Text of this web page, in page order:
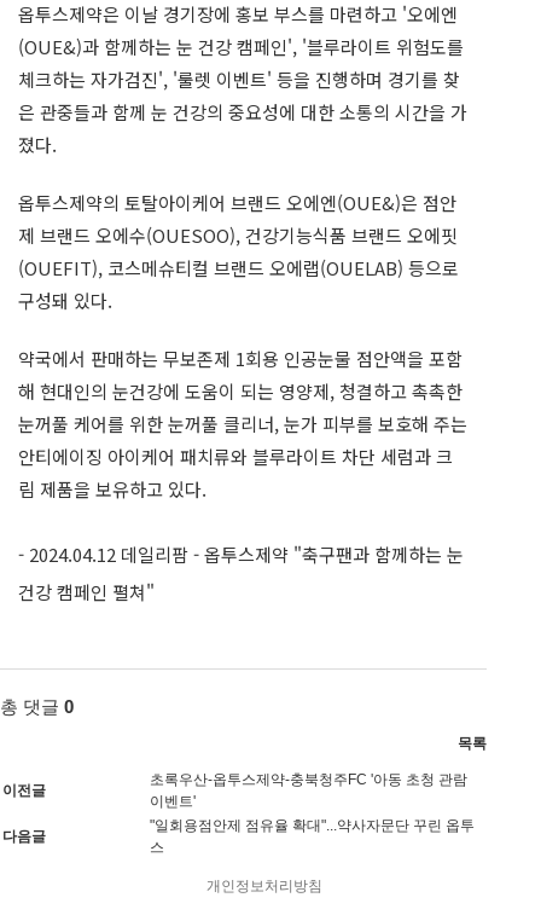
옵투스제약은 이날 경기장에 홍보 부스를 마련하고 '오에엔
(OUE&)과 함께하는 눈 건강 캠페인', '블루라이트 위험도를
체크하는 자가검진', '룰렛 이벤트' 등을 진행하며 경기를 찾
은 관중들과 함께 눈 건강의 중요성에 대한 소통의 시간을 가
졌다.
옵투스제약의 토탈아이케어 브랜드 오에엔(OUE&)은 점안
제 브랜드 오에수(OUESOO), 건강기능식품 브랜드 오에핏
(OUEFIT), 코스메슈티컬 브랜드 오에랩(OUELAB) 등으로
구성돼 있다.
약국에서 판매하는 무보존제 1회용 인공눈물 점안액을 포함
해 현대인의 눈건강에 도움이 되는 영양제, 청결하고 촉촉한
눈꺼풀 케어를 위한 눈꺼풀 클리너, 눈가 피부를 보호해 주는
안티에이징 아이케어 패치류와 블루라이트 차단 세럼과 크
림 제품을 보유하고 있다.
- 2024.04.12 데일리팜 -옵투스제약 "축구팬과 함께하는 눈
건강 캠페인 펼쳐"
총 댓글 0
목록
이전글
초록우산-옵투스제약-충북청주FC '아동 초청 관람
이벤트'
다음글
"일회용점안제 점유율 확대"...약사자문단 꾸린 옵투
스
개인정보처리방침